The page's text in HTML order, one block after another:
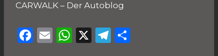
CARWALK – Der Autoblog
F
E
W X
T